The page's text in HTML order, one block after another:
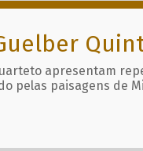
apresentam
pelas paisagens de